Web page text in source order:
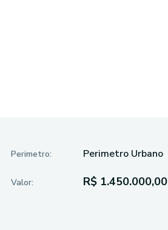
Perimetro: Perimetro Urbano
Valor: R$ 1.450.000,00